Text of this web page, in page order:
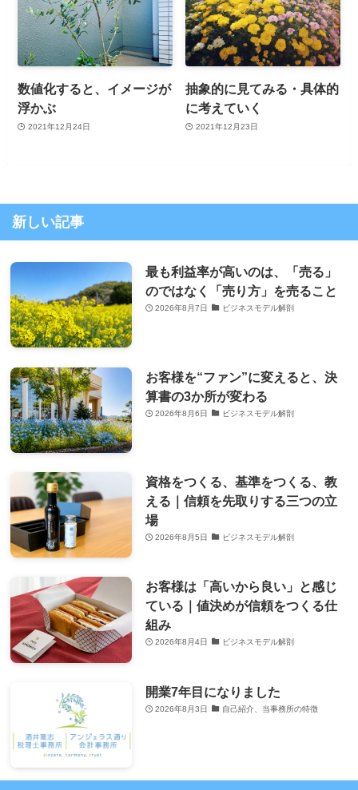
数値化すると、イメージが
浮かぶ
2021年12月24日
抽象的に見てみる・具体的
に考えていく
2021年12月23日
新しい記事
最も利益率が高いのは、「売る」
のではなく「売り方」を売ること
2026年8月7日 ビジネスモデル解剖
お客様を“ファン”に変えると、決
算書の3か所が変わる
2026年8月6日 ビジネスモデル解剖
資格をつくる、基準をつくる、教
える｜信頼を先取りする三つの立
場
2026年8月5日 ビジネスモデル解剖
お客様は「高いから良い」と感じ
ている｜値決めが信頼をつくる仕
組み
2026年8月4日 ビジネスモデル解剖
開業7年目になりました
2026年8月3日 自己紹介、当事務所の特徴